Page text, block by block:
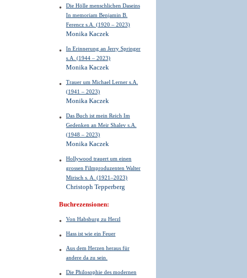
Die Hölle menschlichen Daseins
In memoriam Benjamin B.
Ferencz s.A. (1920 – 2023)
Monika Kaczek
In Erinnerung an Jerry Springer
s.A. (1944 – 2023)
Monika Kaczek
Trauer um Michael Lerner s.A.
(1941 – 2023)
Monika Kaczek
Das Buch ist mein Reich Im
Gedenken an Meir Shalev s.A.
(1948 – 2023)
Monika Kaczek
Hollywood trauert um einen
grossen Filmproduzenten Walter
Mirisch s. A. (1921–2023)
Christoph Tepperberg
Buchrezensionen:
Von Habsburg zu Herzl
Hass ist wie ein Feuer
Aus dem Herzen heraus für
andere da zu sein.
Die Philosophie des modernen